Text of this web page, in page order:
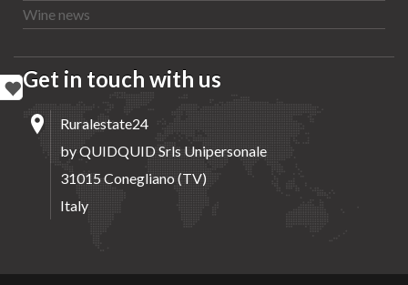
Wine news
Get in touch with us
Ruralestate24
by QUIDQUID Srls Unipersonale
31015 Conegliano (TV)
Italy